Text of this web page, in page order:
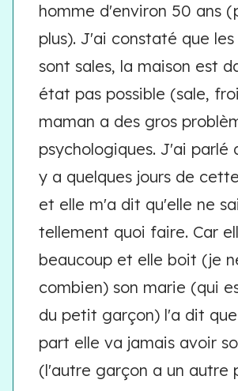
homme d'environ 50 ans
plus). J'ai constaté que
sont sales, la maison est
état pas possible (sale,
maman a des gros
psychologiques. J'ai parlé
y a quelques jours de
et elle m'a dit qu'elle ne
tellement quoi faire. Car
beaucoup et elle boit (je
combien) son marie (qui
du petit garçon) l'a dit
part elle va jamais avoir
(l'autre garçon a un autre